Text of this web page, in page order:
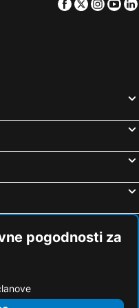
Facebook
Twitter
pogodnosti za